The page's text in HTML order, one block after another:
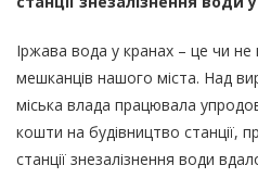
Іржава вода у кранах – це чи
мешканців нашого міста. Над
міська влада працювала
кошти на будівництво станції,
станції знезалізнення води